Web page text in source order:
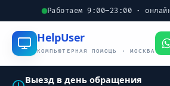
Работаем 9:00–23:00 ·
HelpUser
КОМПЬЮТЕРНАЯ ПОМОЩЬ · МОСКВА
Выезд в день обращения